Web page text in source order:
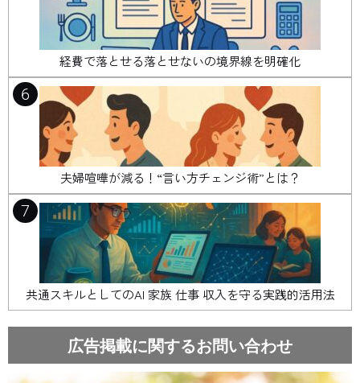
経費で落とせる落とせないの境界線を明確化
6
夫婦喧嘩が減る！“言い方チェンジ術”とは？
7
共通スキルとしてのAI 家族 仕事 収入を守る実践的活用法
広告掲載に関するお問い合わせ